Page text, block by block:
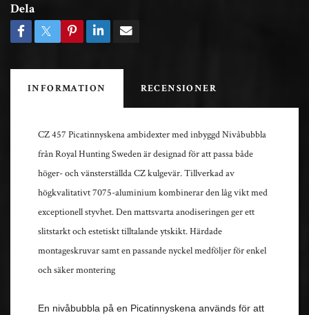
Dela
INFORMATION RECENSIONER
CZ 457 Picatinnyskena ambidexter med inbyggd Nivåbubbla
från Royal Hunting Sweden är designad för att passa både
höger- och vänsterställda CZ kulgevär. Tillverkad av
högkvalitativt 7075-aluminium kombinerar den låg vikt med
exceptionell styvhet. Den mattsvarta anodiseringen ger ett
slitstarkt och estetiskt tilltalande ytskikt. Härdade
montageskruvar samt en passande nyckel medföljer för enkel
och säker montering
En nivåbubbla på en Picatinnyskena används för att